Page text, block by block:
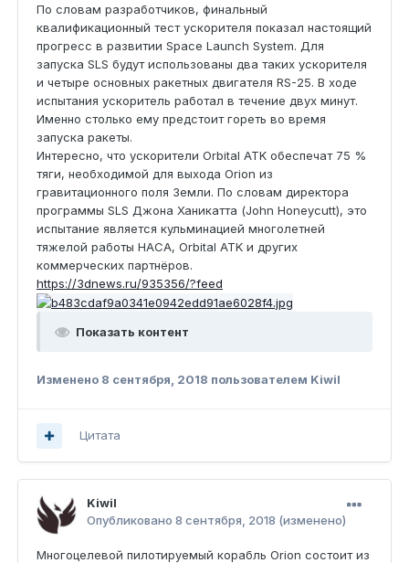
По словам разработчиков, финальный
квалификационный тест ускорителя показал настоящий
прогресс в развитии Space Launch System. Для
запуска SLS будут использованы два таких ускорителя
и четыре основных ракетных двигателя RS-25. В ходе
испытания ускоритель работал в течение двух минут.
Именно столько ему предстоит гореть во время
запуска ракеты.
Интересно, что ускорители Orbital ATK обеспечат 75 %
тяги, необходимой для выхода Orion из
гравитационного поля Земли. По словам директора
программы SLS Джона Ханикатта (John Honeycutt), это
испытание является кульминацией многолетней
тяжелой работы НАСА, Orbital ATK и других
коммерческих партнёров.
https://3dnews.ru/935356/?feed
Показать контент
Изменено 8 сентября, 2018 пользователем Kiwil
Цитата
Kiwil
Опубликовано 8 сентября, 2018 (изменено)
Многоцелевой пилотируемый корабль Orion состоит из